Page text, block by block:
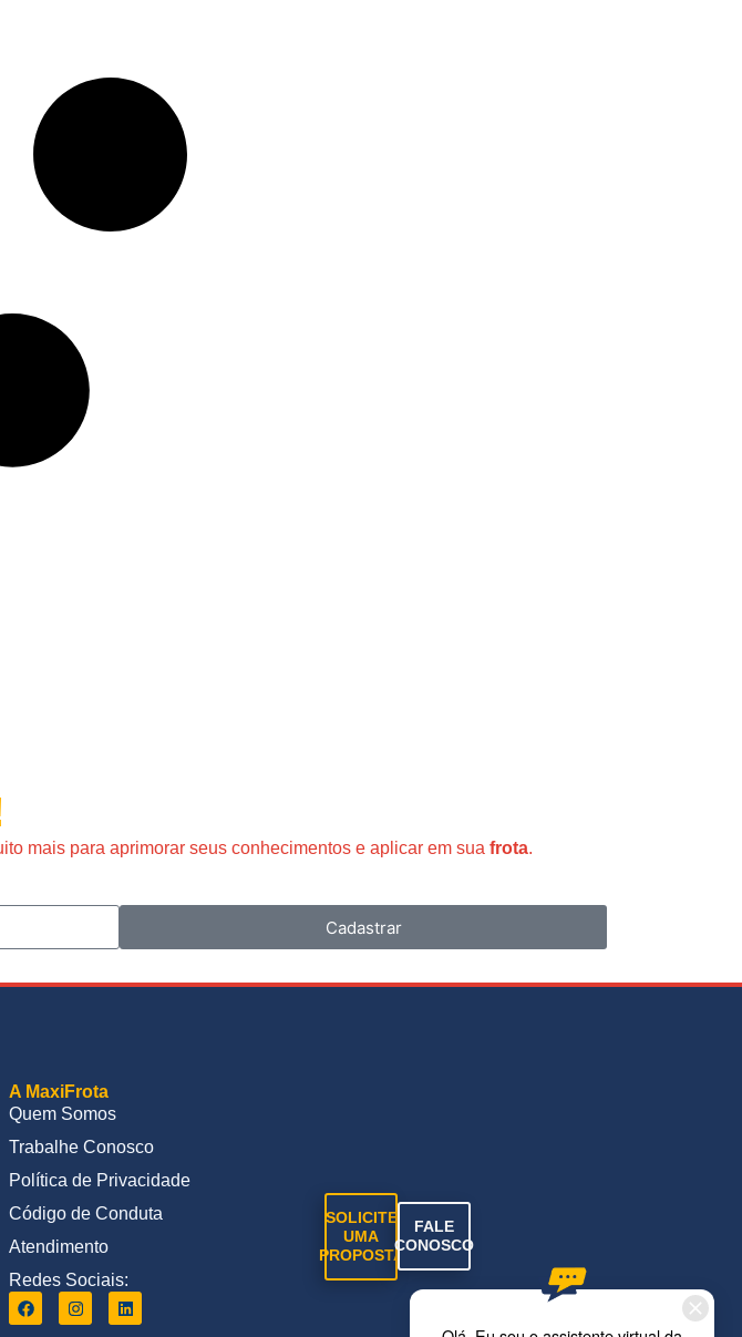
mais para aprimorar seus conhecimentos e aplicar em sua frota.
Cadastrar
A MaxiFrota
Quem Somos
Trabalhe Conosco
Política de Privacidade
Código de Conduta
Atendimento
Redes Sociais:
SOLICITE
UMA
PROPOSTA
FALE
CONOSCO